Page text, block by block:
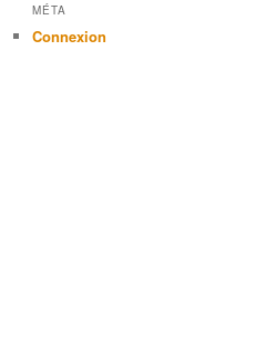
MÉTA
Connexion